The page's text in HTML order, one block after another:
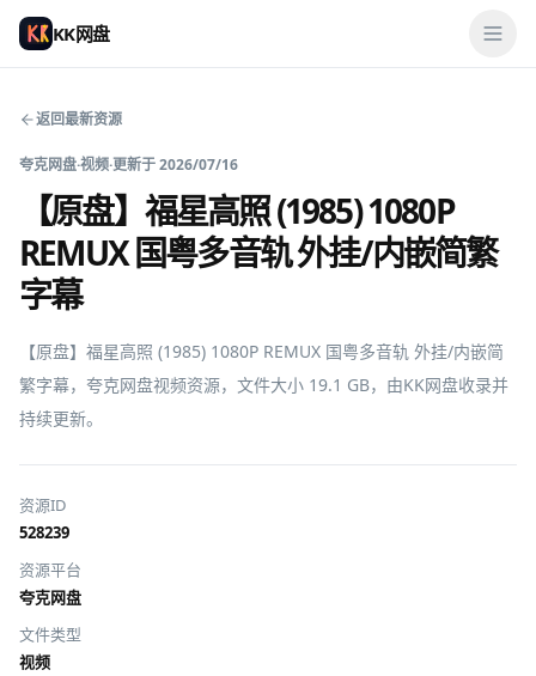
KK网盘
返回最新资源
夸克网盘·视频·更新于2026/07/16
【原盘】福星高照 (1985) 1080P
REMUX 国粤多音轨 外挂/内嵌简繁
字幕
【原盘】福星高照 (1985) 1080P REMUX 国粤多音轨 外挂/内嵌简
繁字幕，夸克网盘视频资源，文件大小 19.1 GB，由KK网盘收录并
持续更新。
资源ID
528239
资源平台
夸克网盘
文件类型
视频